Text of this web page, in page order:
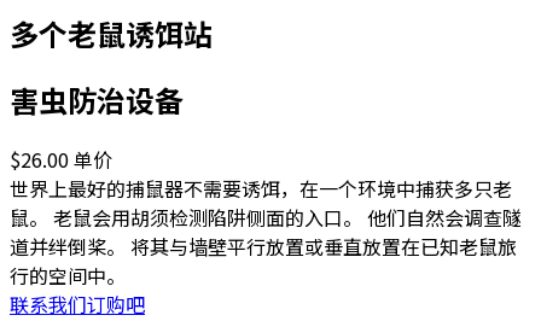
多个老鼠诱饵站
害虫防治设备
$26.00单价
世界上最好的捕鼠器不需要诱饵，在一个环境中捕获多只老
鼠。 老鼠会用胡须检测陷阱侧面的入口。 他们自然会调查隧
道并绊倒桨。 将其与墙壁平行放置或垂直放置在已知老鼠旅
行的空间中。
联系我们订购吧